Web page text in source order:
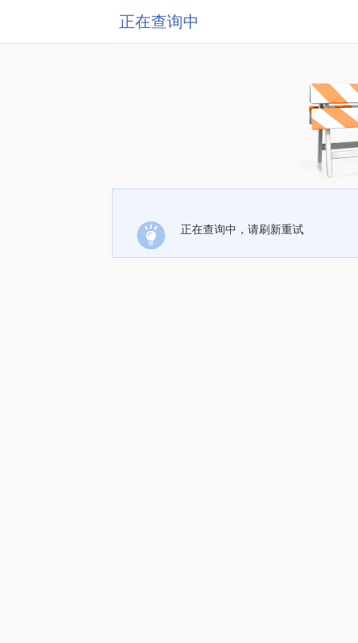
正在查询中
正在查询中，请刷新重试